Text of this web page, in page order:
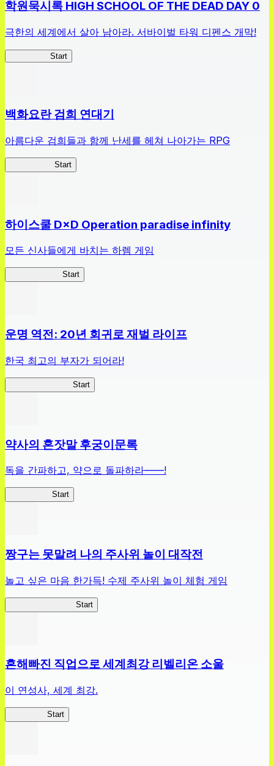
학원묵시록 HIGH SCHOOL OF THE DEAD DAY 0
극한의 세계에서 살아 남아라. 서바이벌 타워 디펜스 개막!
Start
백화요란 검희 연대기
아름다운 검희들과 함께 난세를 헤쳐 나아가는 RPG
Start
하이스쿨 D×D Operation paradise infinity
모든 신사들에게 바치는 하렘 게임
Start
운명 역전: 20년 회귀로 재벌 라이프
한국 최고의 부자가 되어라!
Start
약사의 혼잣말 후궁이문록
독을 간파하고, 약으로 돌파하라——!
Start
짱구는 못말려 나의 주사위 놀이 대작전
놀고 싶은 마음 한가득! 수제 주사위 놀이 체험 게임
Start
흔해빠진 직업으로 세계최강 리벨리온 소울
이 연성사, 세계 최강.
Start